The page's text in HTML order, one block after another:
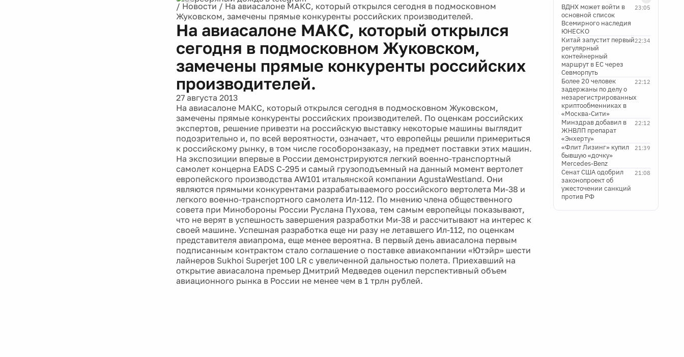
/ Новости / На авиасалоне МАКС, который открылся сегодня в подмосковном
Жуковском, замечены прямые конкуренты российских производителей.
На авиасалоне МАКС, который открылся
сегодня в подмосковном Жуковском,
замечены прямые конкуренты российских
производителей.
27 августа 2013
На авиасалоне МАКС, который открылся сегодня в подмосковном Жуковском,
замечены прямые конкуренты российских производителей. По оценкам российских
экспертов, решение привезти на российскую выставку некоторые машины выглядит
подозрительно и, по всей вероятности, означает, что европейцы решили примериться
к российскому рынку, в том числе гособоронзаказу, на предмет поставки этих машин.
На экспозиции впервые в России демонстрируются легкий военно-транспортный
самолет концерна EADS C-295 и самый грузоподъемный на данный момент вертолет
европейского производства AW101 итальянской компании AgustaWestland. Они
являются прямыми конкурентами разрабатываемого российского вертолета Ми-38 и
легкого военно-транспортного самолета Ил-112. По мнению члена общественного
совета при Минобороны России Руслана Пухова, тем самым европейцы показывают,
что не верят в успешность завершения разработки Ми-38 и рассчитывают на интерес к
своей машине. Успешная разработка еще ни разу не летавшего Ил-112, по оценкам
представителя авиапрома, еще менее вероятна. В первый день авиасалона первым
подписанным контрактом стало соглашение о поставке авиакомпании «Ютэйр» шести
лайнеров Sukhoi Superjet 100 LR с увеличенной дальностью полета. Приехавший на
открытие авиасалона премьер Дмитрий Медведев оценил перспективный объем
авиационного рынка в России не менее чем в 1 трлн рублей.
23:05
ВДНХ может войти в
основной список
Всемирного наследия
ЮНЕСКО
22:34
Китай запустит первый
регулярный
контейнерный
маршрут в ЕС через
Севморпуть
22:12
Более 20 человек
задержаны по делу о
незарегистрированных
криптообменниках в
«Москва-Сити»
22:12
Минздрав добавил в
ЖНВЛП препарат
«Энхерту»
21:39
«Флит Лизинг» купил
бывшую «дочку»
Mercedes-Benz
21:08
Сенат США одобрил
законопроект об
ужесточении санкций
против РФ